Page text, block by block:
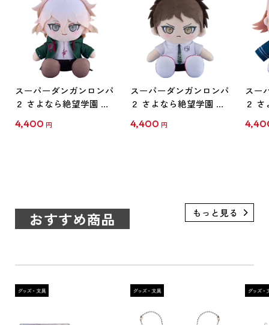
スーパーダンガンロンパ
２ さよなら絶望学園 ち
枝 凪斗
4,400 円
スーパーダンガンロンパ
２ さよなら絶望学園 ち
向 創
4,400 円
スー
２
海 千
おすすめ商品